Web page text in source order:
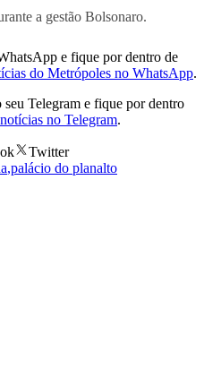
a gestão Bolsonaro.
e fique por dentro de
do Metrópoles no WhatsApp.
Telegram e fique por dentro
no Telegram.
Twitter
,palácio do planalto